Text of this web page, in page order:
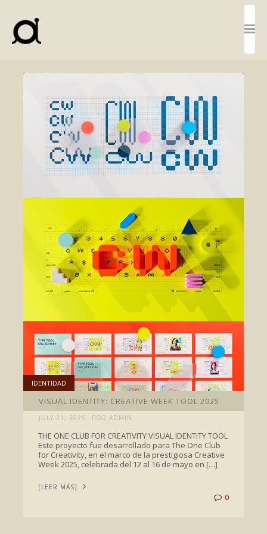
IDENTIDAD
VISUAL IDENTITY: CREATIVE WEEK TOOL 2025
JULY 21, 2025 POR ADMIN
THE ONE CLUB FOR CREATIVITY VISUAL IDENTITY TOOL
Este proyecto fue desarrollado para The One Club
for Creativity, en el marco de la prestigiosa Creative
Week 2025, celebrada del 12 al 16 de mayo en […]
[LEER MÁS]
0